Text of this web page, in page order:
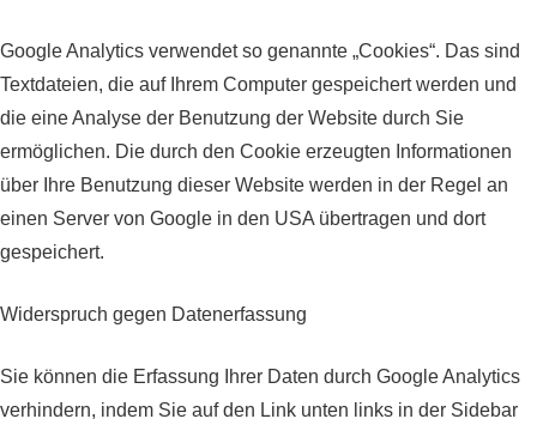
Google Analytics verwendet so genannte „Cookies“. Das sind
Textdateien, die auf Ihrem Computer gespeichert werden und
die eine Analyse der Benutzung der Website durch Sie
ermöglichen. Die durch den Cookie erzeugten Informationen
über Ihre Benutzung dieser Website werden in der Regel an
einen Server von Google in den USA übertragen und dort
gespeichert.
Widerspruch gegen Datenerfassung
Sie können die Erfassung Ihrer Daten durch Google Analytics
verhindern, indem Sie auf den Link unten links in der Sidebar